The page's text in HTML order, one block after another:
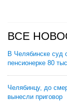
ВСЕ
В Челябинске суд
пенсионерке 80
Челябинцу, до
вынесли приговор